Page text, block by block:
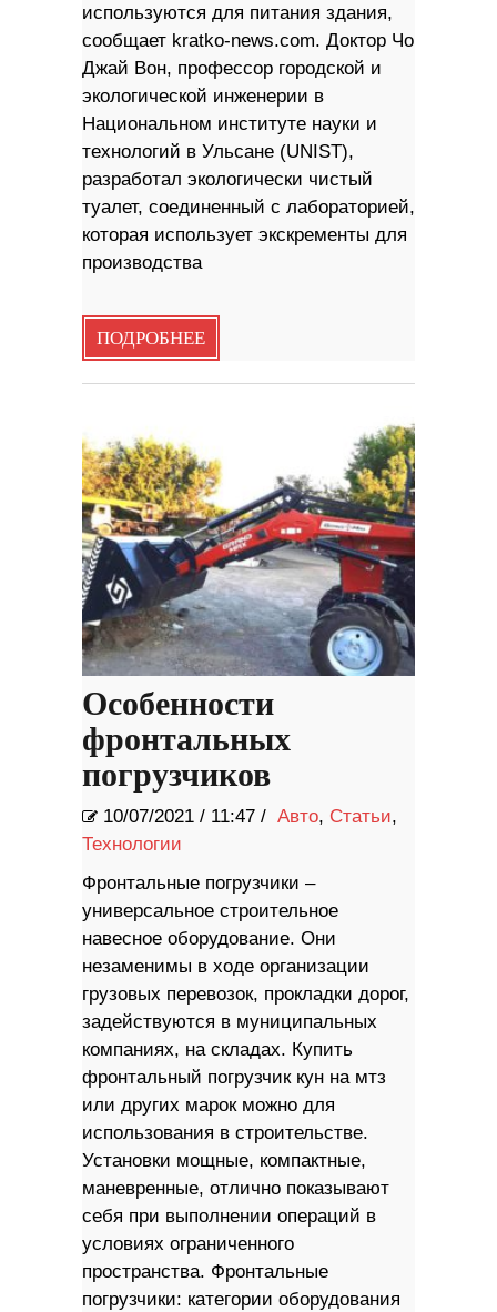
используются для питания здания,
сообщает kratko-news.com. Доктор Чо
Джай Вон, профессор городской и
экологической инженерии в
Национальном институте науки и
технологий в Ульсане (UNIST),
разработал экологически чистый
туалет, соединенный с лабораторией,
которая использует экскременты для
производства
ПОДРОБНЕЕ
Особенности
фронтальных
погрузчиков
10/07/2021 / 11:47 / Авто, Статьи,
Технологии
Фронтальные погрузчики –
универсальное строительное
навесное оборудование. Они
незаменимы в ходе организации
грузовых перевозок, прокладки дорог,
задействуются в муниципальных
компаниях, на складах. Купить
фронтальный погрузчик кун на мтз
или других марок можно для
использования в строительстве.
Установки мощные, компактные,
маневренные, отлично показывают
себя при выполнении операций в
условиях ограниченного
пространства. Фронтальные
погрузчики: категории оборудования